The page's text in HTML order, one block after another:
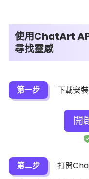
使用ChatArt
尋找靈感
第一步 下載安
開
第二步 打開